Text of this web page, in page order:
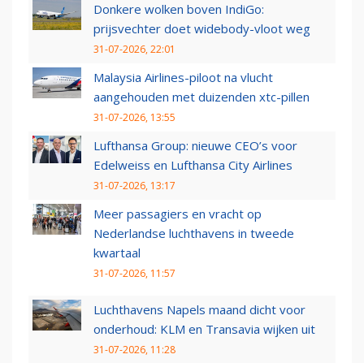
Donkere wolken boven IndiGo:
prijsvechter doet widebody-vloot weg
31-07-2026, 22:01
Malaysia Airlines-piloot na vlucht
aangehouden met duizenden xtc-pillen
31-07-2026, 13:55
Lufthansa Group: nieuwe CEO’s voor
Edelweiss en Lufthansa City Airlines
31-07-2026, 13:17
Meer passagiers en vracht op
Nederlandse luchthavens in tweede
kwartaal
31-07-2026, 11:57
Luchthavens Napels maand dicht voor
onderhoud: KLM en Transavia wijken uit
31-07-2026, 11:28